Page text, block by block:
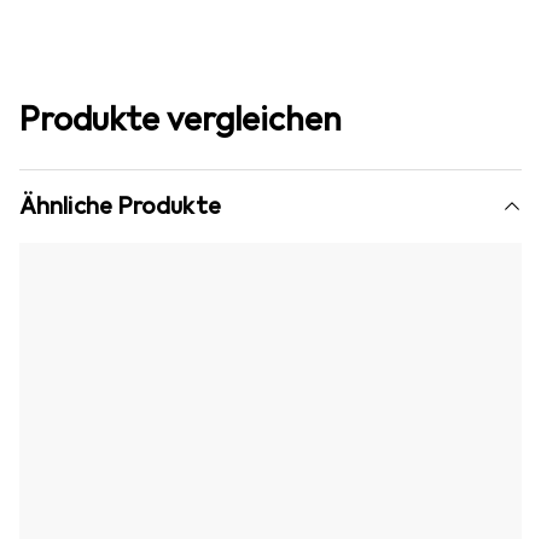
Produkte vergleichen
Ähnliche Produkte